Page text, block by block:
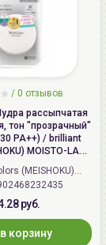
/ 0 отзывов
рассыпчатая
тон "прозрачный"
PA++) / brilliant
MOISTO-LABO
FOUNDATION
(MEISHOKU)
4902468232435
руб.
в корзину